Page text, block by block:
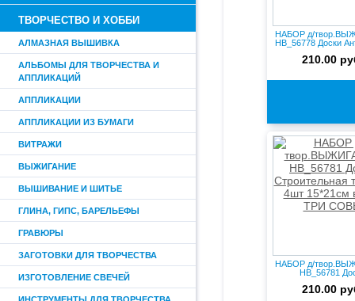
ТВОРЧЕСТВО И ХОББИ
АЛМАЗНАЯ ВЫШИВКА
АЛЬБОМЫ ДЛЯ ТВОРЧЕСТВА И
АППЛИКАЦИЙ
АППЛИКАЦИИ
АППЛИКАЦИИ ИЗ БУМАГИ
ВИТРАЖИ
ВЫЖИГАНИЕ
ВЫШИВАНИЕ И ШИТЬЕ
ГЛИНА, ГИПС, БАРЕЛЬЕФЫ
ГРАВЮРЫ
ЗАГОТОВКИ ДЛЯ ТВОРЧЕСТВА
ИЗГОТОВЛЕНИЕ СВЕЧЕЙ
НАБОР д/
НВ_56778 Доски
210.00
НАБОР д/
НВ_56781
210.00